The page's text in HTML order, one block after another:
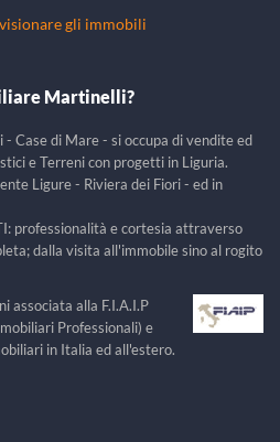
gli immobili
Martinelli?
Case di Mare - si occupa di vendite ed
e Terreni con progetti in Liguria.
Ligure - Riviera dei Fiori - ed in
professionalità e cortesia attraverso
dalla visita all'immobile sino al rogito
associata alla F.I.A.I.P
Professionali) e
in Italia ed all'estero.